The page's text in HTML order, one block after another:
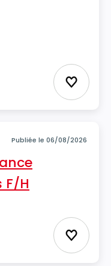
Ajouter
Publiée le 06/08/2026
F/H
Ajouter